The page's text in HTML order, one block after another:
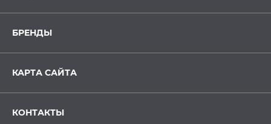
БРЕНДЫ
КАРТА САЙТА
КОНТАКТЫ